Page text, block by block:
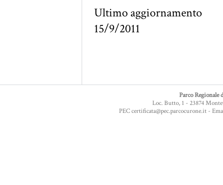
Ultimo aggiornamento
15/9/2011
Parco Regionale
Loc. Butto, 1 - 23874
PEC certificata@pec.parcocurone.it -